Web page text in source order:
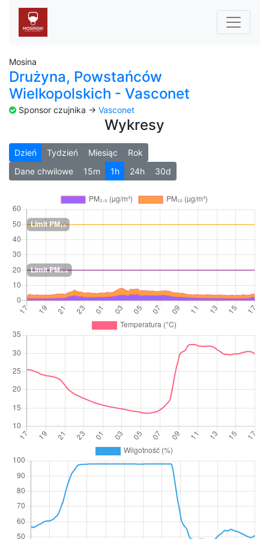
Mosina
Drużyna, Powstańców
Wielkopolskich - Vasconet
Sponsor czujnika -> Vasconet
Wykresy
Dzień Tydzień Miesiąc
Rok
Dane chwilowe
15m 1h 24h 30d